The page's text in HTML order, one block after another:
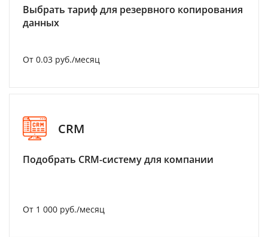
Выбрать тариф для резервного копирования
данных
От 0.03 руб./месяц
CRM
Подобрать CRM-систему для компании
От 1 000 руб./месяц